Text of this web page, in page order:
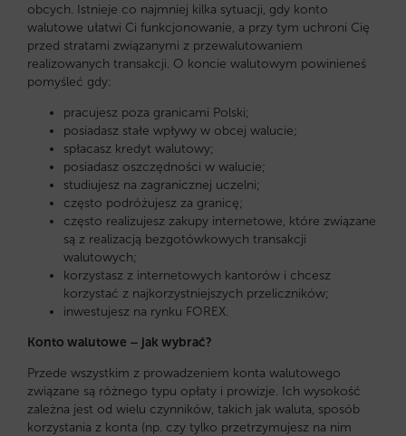
obcych. Istnieje co najmniej kilka sytuacji, gdy konto
walutowe ułatwi Ci funkcjonowanie, a przy tym uchroni Cię
przed stratami związanymi z przewalutowaniem
realizowanych transakcji. O koncie walutowym powinieneś
pomyśleć gdy:
pracujesz poza granicami Polski;
posiadasz stałe wpływy w obcej walucie;
spłacasz kredyt walutowy;
posiadasz oszczędności w walucie;
studiujesz na zagranicznej uczelni;
często podróżujesz za granicę;
często realizujesz zakupy internetowe, które związane
są z realizacją bezgotówkowych transakcji
walutowych;
korzystasz z internetowych kantorów i chcesz
korzystać z najkorzystniejszych przeliczników;
inwestujesz na rynku FOREX.
Konto walutowe – jak wybrać?
Przede wszystkim z prowadzeniem konta walutowego
związane są różnego typu opłaty i prowizje. Ich wysokość
zależna jest od wielu czynników, takich jak waluta, sposób
korzystania z konta (np. czy tylko przetrzymujesz na nim